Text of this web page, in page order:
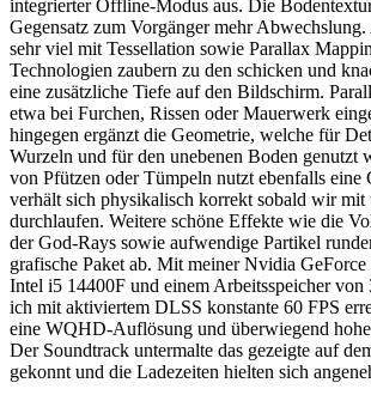
integrierter Offline-Modus aus. Die
Gegensatz zum Vorgänger mehr
sehr viel mit Tessellation sowie Parallax
Technologien zaubern zu den schicken und
eine zusätzliche Tiefe auf den Bildschirm.
etwa bei Furchen, Rissen oder Mauerwerk
hingegen ergänzt die Geometrie, welche für
Wurzeln und für den unebenen Boden genutzt
von Pfützen oder Tümpeln nutzt ebenfalls eine
verhält sich physikalisch korrekt sobald wir mit
durchlaufen. Weitere schöne Effekte wie die
der God-Rays sowie aufwendige Partikel
grafische Paket ab. Mit meiner Nvidia
Intel i5 14400F und einem Arbeitsspeicher
ich mit aktiviertem DLSS konstante 60 FPS
eine WQHD-Auflösung und überwiegend
Der Soundtrack untermalte das gezeigte auf
gekonnt und die Ladezeiten hielten sich